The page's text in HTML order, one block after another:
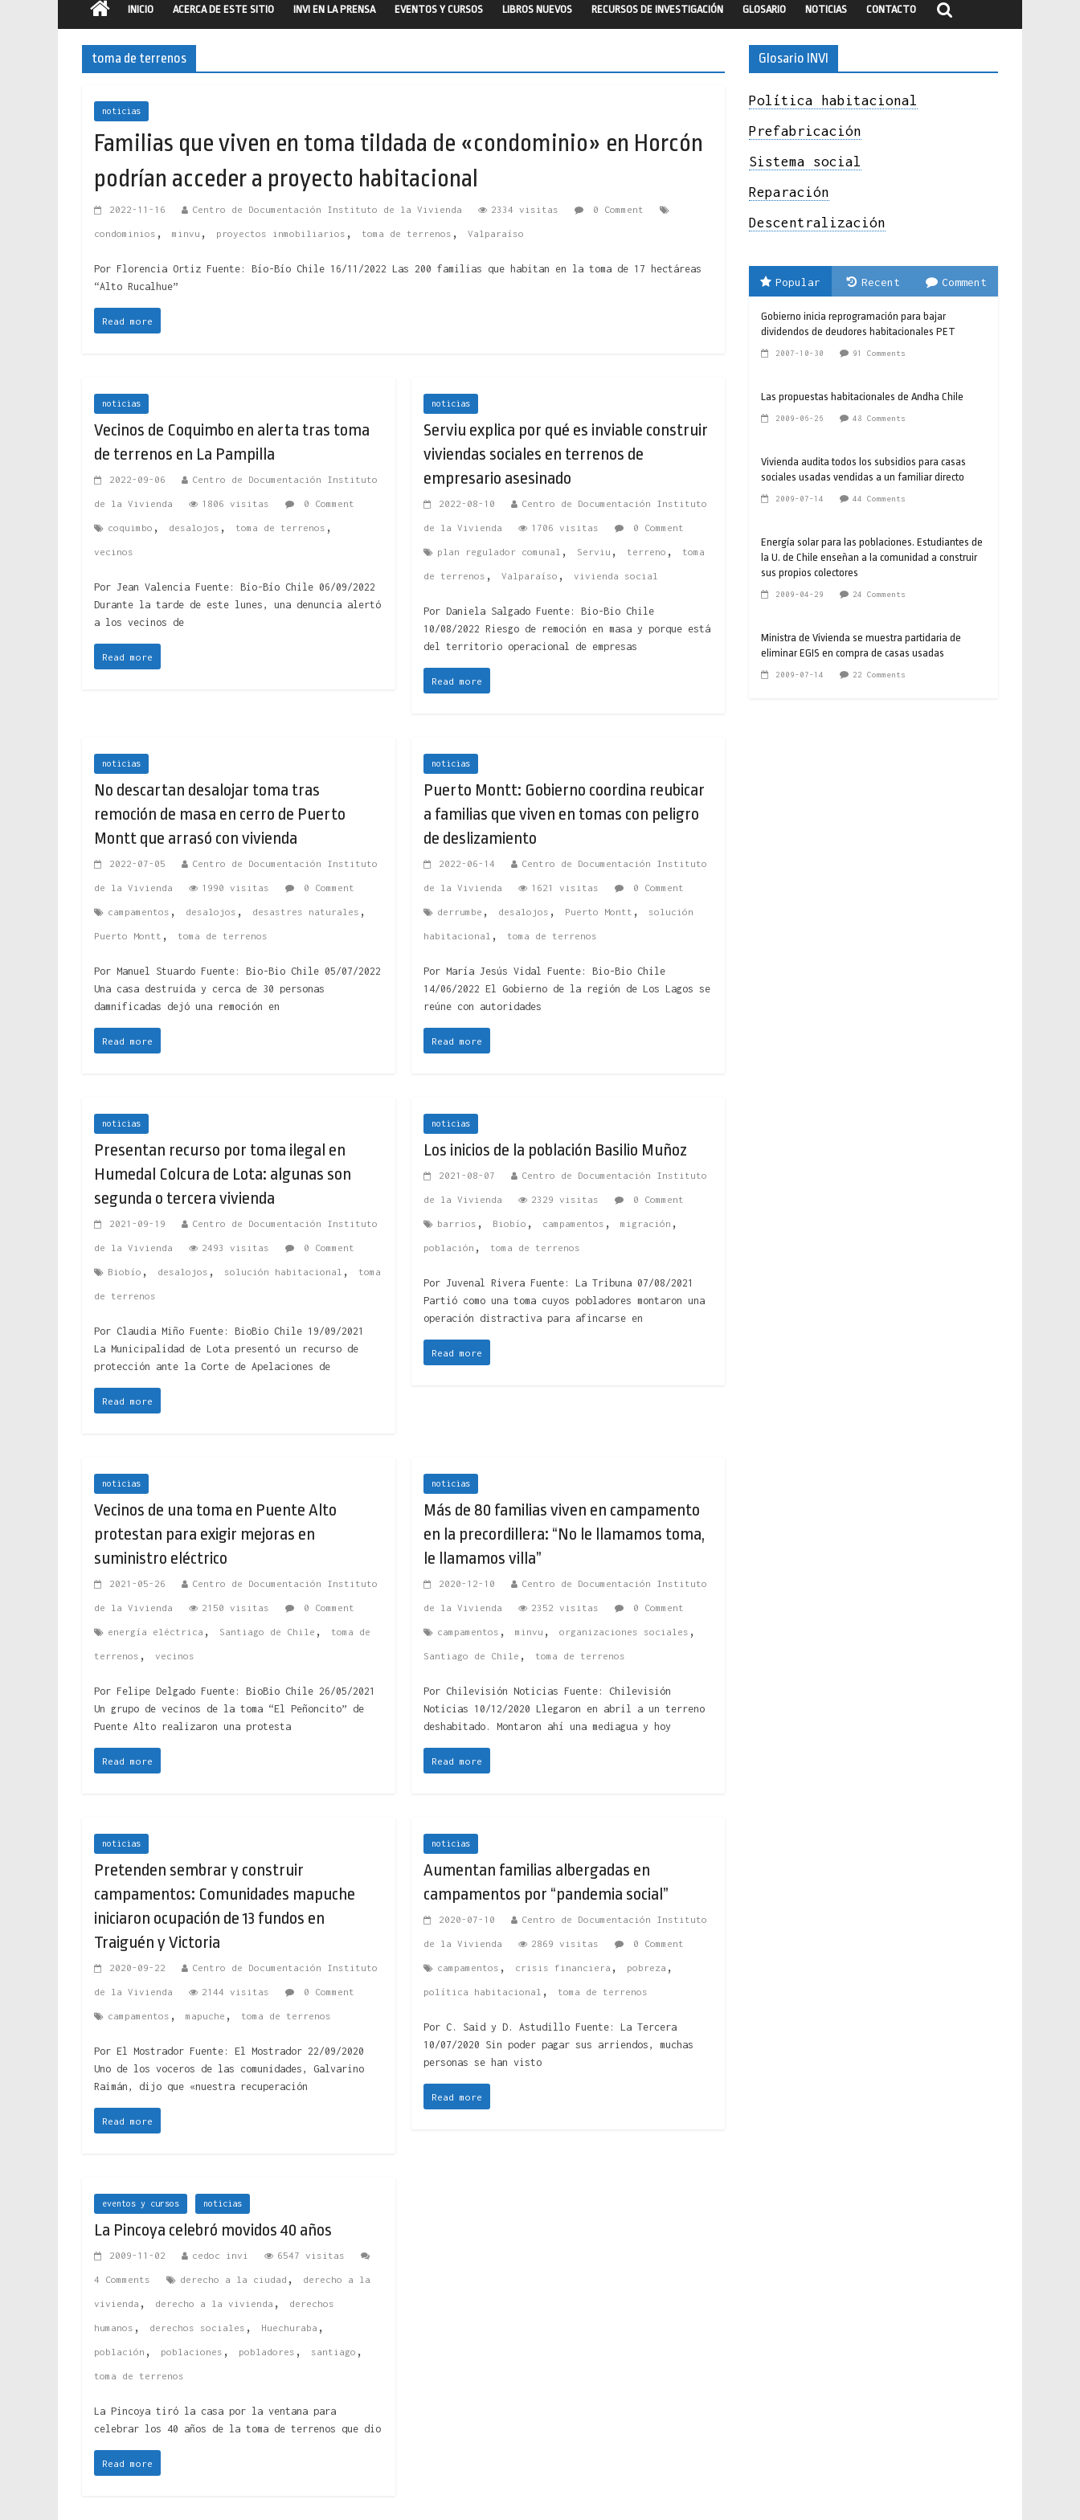
INICIO ACERCA DE ESTE SITIO INVI EN LA PRENSA EVENTOS Y CURSOS LIBROS NUEVOS RECURSOS DE INVESTIGACIÓN GLOSARIO NOTICIAS CONTACTO
toma de terrenos
noticias
Familias que viven en toma tildada de «condominio» en Horcón
podrían acceder a proyecto habitacional
2022-11-16 Centro de Documentación Instituto de la Vivienda 2334 visitas 0 Comment
condominios , minvu , proyectos inmobiliarios , toma de terrenos , Valparaíso
Por Florencia Ortiz Fuente: Bío-Bío Chile 16/11/2022 Las 200 familias que habitan en la toma de 17 hectáreas
“Alto Rucalhue”
Read more
noticias
Vecinos de Coquimbo en alerta tras toma
de terrenos en La Pampilla
2022-09-06 Centro de Documentación Instituto
de la Vivienda 1806 visitas 0 Comment
coquimbo , desalojos , toma de terrenos ,
vecinos
Por Jean Valencia Fuente: Bío-Bío Chile 06/09/2022
Durante la tarde de este lunes, una denuncia alertó
a los vecinos de
Read more
noticias
Serviu explica por qué es inviable construir
viviendas sociales en terrenos de
empresario asesinado
2022-08-10 Centro de Documentación Instituto
de la Vivienda 1706 visitas 0 Comment
plan regulador comunal , Serviu , terreno , toma
de terrenos ,Valparaíso ,vivienda social
Por Daniela Salgado Fuente: Bio-Bio Chile
10/08/2022 Riesgo de remoción en masa y porque está
del territorio operacional de empresas
Read more
noticias
No descartan desalojar toma tras
remoción de masa en cerro de Puerto
Montt que arrasó con vivienda
2022-07-05 Centro de Documentación Instituto
de la Vivienda 1990 visitas 0 Comment
campamentos , desalojos , desastres naturales ,
Puerto Montt , toma de terrenos
Por Manuel Stuardo Fuente: Bio-Bio Chile 05/07/2022
Una casa destruida y cerca de 30 personas
damnificadas dejó una remoción en
Read more
noticias
Puerto Montt: Gobierno coordina reubicar
a familias que viven en tomas con peligro
de deslizamiento
2022-06-14 Centro de Documentación Instituto
de la Vivienda 1621 visitas 0 Comment
derrumbe , desalojos , Puerto Montt , solución
habitacional , toma de terrenos
Por María Jesús Vidal Fuente: Bio-Bio Chile
14/06/2022 El Gobierno de la región de Los Lagos se
reúne con autoridades
Read more
noticias
Presentan recurso por toma ilegal en
Humedal Colcura de Lota: algunas son
segunda o tercera vivienda
2021-09-19 Centro de Documentación Instituto
de la Vivienda 2493 visitas 0 Comment
Biobío , desalojos , solución habitacional , toma
de terrenos
Por Claudia Miño Fuente: BioBio Chile 19/09/2021
La Municipalidad de Lota presentó un recurso de
protección ante la Corte de Apelaciones de
Read more
noticias
Los inicios de la población Basilio Muñoz
2021-08-07 Centro de Documentación Instituto
de la Vivienda 2329 visitas 0 Comment
barrios , Biobío , campamentos ,migración ,
población , toma de terrenos
Por Juvenal Rivera Fuente: La Tribuna 07/08/2021
Partió como una toma cuyos pobladores montaron una
operación distractiva para afincarse en
Read more
noticias
Vecinos de una toma en Puente Alto
protestan para exigir mejoras en
suministro eléctrico
2021-05-26 Centro de Documentación Instituto
de la Vivienda 2150 visitas 0 Comment
energía eléctrica , Santiago de Chile , toma de
terrenos , vecinos
Por Felipe Delgado Fuente: BioBio Chile 26/05/2021
Un grupo de vecinos de la toma “El Peñoncito” de
Puente Alto realizaron una protesta
Read more
noticias
Más de 80 familias viven en campamento
en la precordillera: “No le llamamos toma,
le llamamos villa”
2020-12-10 Centro de Documentación Instituto
de la Vivienda 2352 visitas 0 Comment
campamentos ,minvu ,organizaciones sociales ,
Santiago de Chile , toma de terrenos
Por Chilevisión Noticias Fuente: Chilevisión
Noticias 10/12/2020 Llegaron en abril a un terreno
deshabitado. Montaron ahí una mediagua y hoy
Read more
noticias
Pretenden sembrar y construir
campamentos: Comunidades mapuche
iniciaron ocupación de 13 fundos en
Traiguén y Victoria
2020-09-22 Centro de Documentación Instituto
de la Vivienda 2144 visitas 0 Comment
campamentos , mapuche , toma de terrenos
Por El Mostrador Fuente: El Mostrador 22/09/2020
Uno de los voceros de las comunidades, Galvarino
Raimán, dijo que «nuestra recuperación
Read more
noticias
Aumentan familias albergadas en
campamentos por “pandemia social”
2020-07-10 Centro de Documentación Instituto
de la Vivienda 2869 visitas 0 Comment
campamentos , crisis financiera , pobreza ,
política habitacional , toma de terrenos
Por C. Said y D. Astudillo Fuente: La Tercera
10/07/2020 Sin poder pagar sus arriendos, muchas
personas se han visto
Read more
eventos y cursos noticias
La Pincoya celebró movidos 40 años
2009-11-02 cedoc invi 6547 visitas
4 Comments derecho a la ciudad , derecho a la
vivienda , derecho a la vivienda , derechos
humanos , derechos sociales , Huechuraba ,
población , poblaciones , pobladores , santiago ,
toma de terrenos
La Pincoya tiró la casa por la ventana para
celebrar los 40 años de la toma de terrenos que dio
Read more
Glosario INVI
Política habitacional
Prefabricación
Sistema social
Reparación
Descentralización
Popular Recent Comment
Gobierno inicia reprogramación para bajar
dividendos de deudores habitacionales PET
2007-10-30 91 Comments
Las propuestas habitacionales de Andha Chile
2009-06-26 48 Comments
Vivienda audita todos los subsidios para casas
sociales usadas vendidas a un familiar directo
2009-07-14 44 Comments
Energía solar para las poblaciones. Estudiantes de
la U. de Chile enseñan a la comunidad a construir
sus propios colectores
2009-04-29 24 Comments
Ministra de Vivienda se muestra partidaria de
eliminar EGIS en compra de casas usadas
2009-07-14 22 Comments